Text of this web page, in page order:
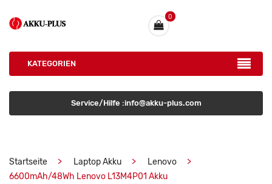
0
KATEGORIEN
Service/Hilfe :info@akku-plus.com
Startseite Laptop Akku
Lenovo
6600mAh/48Wh Lenovo L13M4P01 Akku